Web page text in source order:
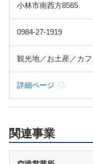
小林市南西方8565
0984-27-1919
観光地／お土産／カフ
詳細ページ
関連事業